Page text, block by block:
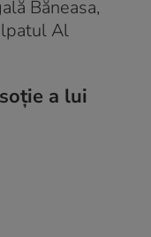
Băneasa,
Al
a lui